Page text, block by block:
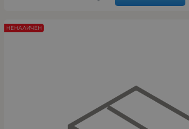
НЕНАЛИЧЕН